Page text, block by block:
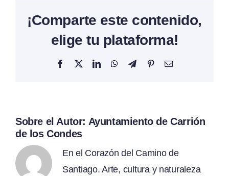
¡Comparte este contenido,
elige tu plataforma!
Facebook
X LinkedInWhatsAppTelegramPinterestCorreo
Sobre el Autor: Ayuntamiento de Carrión
de los Condes
En el Corazón del Camino de
Santiago. Arte, cultura y naturaleza